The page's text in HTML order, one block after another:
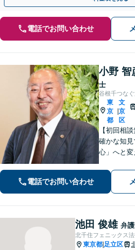
電話でお問い合わせ
小野 智
士
谷根千つな
東
京
都
文
京
区
【初回相
確かな知
心」へと変
解きほぐ
歩を踏み
【夜間や
電話でお問い合わせ
池田 俊雄 弁
北千住フェニックス
東京都 足立区